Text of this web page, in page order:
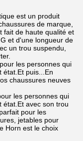
est un produit
de marque,
fait de haute qualité et
et d'une longueur de
un trou suspendu,
les personnes qui
état.Et puis...En
chaussures neuves
les personnes qui
état.Et avec son trou
pour les
jetables pour
Horn est le choix